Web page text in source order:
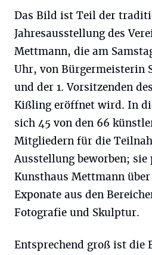
Das Bild ist Teil der
Jahresausstellung des
Mettmann, die am
Uhr, von Bürgermeisterin
und der 1. Vorsitzenden
Kißling eröffnet wird. In
sich 45 von den 66
Mitgliedern für die
Ausstellung beworben;
Kunsthaus Mettmann
Exponate aus den
Fotografie und Skulptur.
Entsprechend groß ist die